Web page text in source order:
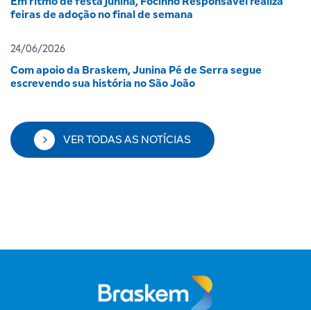
feiras de adoção no final de semana
24/06/2026
Com apoio da Braskem, Junina Pé de Serra segue
escrevendo sua história no São João
VER TODAS AS NOTÍCIAS